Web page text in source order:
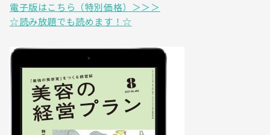
電子版はこちら（特別価格）＞＞＞
☆読み放題でも読めます！☆